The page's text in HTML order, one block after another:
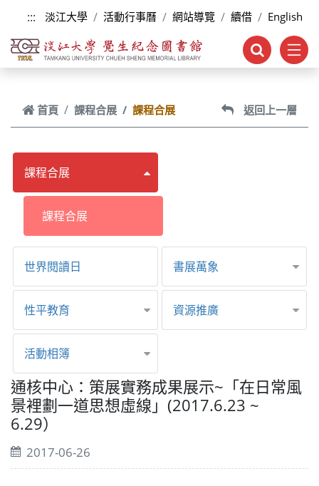
跳到主要內容
::: 淡江大學 活動行事曆 網站導覽 續借 English
首頁 課程合展 課程合展 返回上一層
課程合展
課程合展
世界閱讀日 書展萬象
性平教育 資源推廣
活動相簿
通核中心：策展實務成果展示~「在日常風
景裡劃一道思想虛線」(2017.6.23 ~
6.29）
2017-06-26